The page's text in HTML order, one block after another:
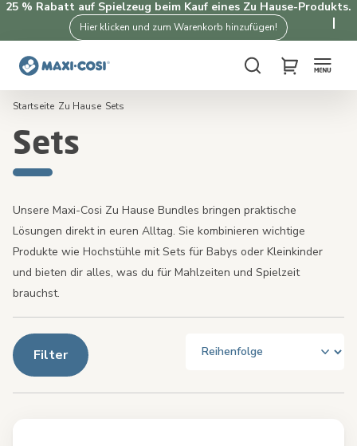
25 % Rabatt auf Spielzeug beim Kauf eines Zu Hause-Produkts.
Hier klicken und zum Warenkorb hinzufügen!
Suche My Cart
Startseite Zu Hause Sets
Sets
Unsere Maxi-Cosi Zu Hause Bundles bringen praktische
Lösungen direkt in euren Alltag. Sie kombinieren wichtige
Produkte wie Hochstühle mit Sets für Babys oder Kleinkinder
und bieten dir alles, was du für Mahlzeiten und Spielzeit
brauchst.
Filter